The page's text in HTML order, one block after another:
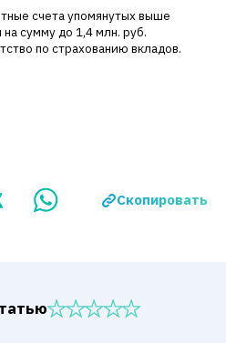
счета упомянутых выше
сумму до 1,4 млн. руб.
по страхованию вкладов.
Скопировать